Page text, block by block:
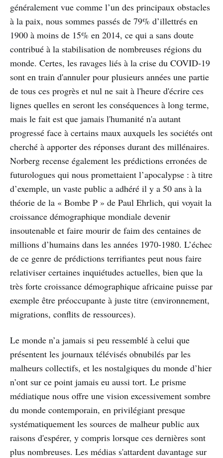
généralement vue comme l’un des principaux obstacles
à la paix, nous sommes passés de 79% d’illettrés en
1900 à moins de 15% en 2014, ce qui a sans doute
contribué à la stabilisation de nombreuses régions du
monde. Certes, les ravages liés à la crise du COVID-19
sont en train d'annuler pour plusieurs années une partie
de tous ces progrès et nul ne sait à l'heure d'écrire ces
lignes quelles en seront les conséquences à long terme,
mais le fait est que jamais l'humanité n'a autant
progressé face à certains maux auxquels les sociétés ont
cherché à apporter des réponses durant des millénaires.
Norberg recense également les prédictions erronées de
futurologues qui nous promettaient l’apocalypse : à titre
d’exemple, un vaste public a adhéré il y a 50 ans à la
théorie de la « Bombe P » de Paul Ehrlich, qui voyait la
croissance démographique mondiale devenir
insoutenable et faire mourir de faim des centaines de
millions d’humains dans les années 1970-1980. L’échec
de ce genre de prédictions terrifiantes peut nous faire
relativiser certaines inquiétudes actuelles, bien que la
très forte croissance démographique africaine puisse par
exemple être préoccupante à juste titre (environnement,
migrations, conflits de ressources).
Le monde n’a jamais si peu ressemblé à celui que
présentent les journaux télévisés obnubilés par les
malheurs collectifs, et les nostalgiques du monde d’hier
n’ont sur ce point jamais eu aussi tort. Le prisme
médiatique nous offre une vision excessivement sombre
du monde contemporain, en privilégiant presque
systématiquement les sources de malheur public aux
raisons d'espérer, y compris lorsque ces dernières sont
plus nombreuses. Les médias s'attardent davantage sur